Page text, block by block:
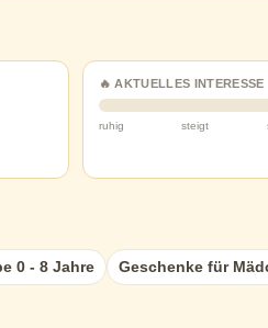
🔥 AKTUELLES INTERESSE
ruhig steigt
0 - 8 Jahre Geschenke für